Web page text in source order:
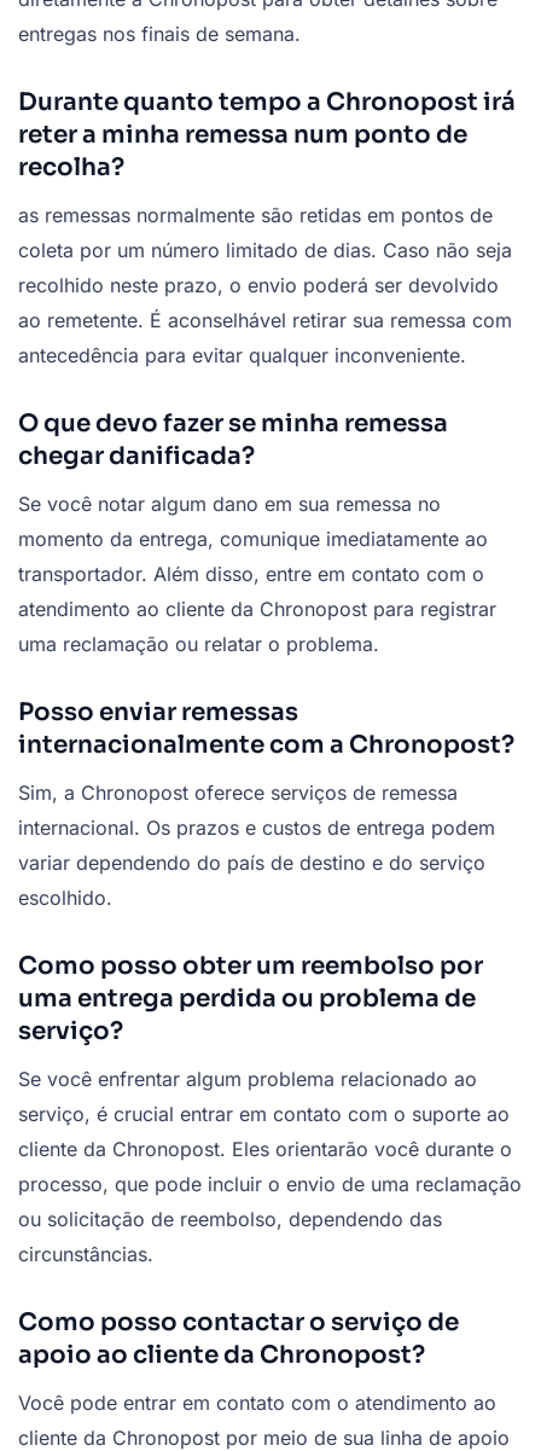
entregas nos finais de semana.
Durante quanto tempo a Chronopost irá
reter a minha remessa num ponto de
recolha?
as remessas normalmente são retidas em pontos de
coleta por um número limitado de dias. Caso não seja
recolhido neste prazo, o envio poderá ser devolvido
ao remetente. É aconselhável retirar sua remessa com
antecedência para evitar qualquer inconveniente.
O que devo fazer se minha remessa
chegar danificada?
Se você notar algum dano em sua remessa no
momento da entrega, comunique imediatamente ao
transportador. Além disso, entre em contato com o
atendimento ao cliente da Chronopost para registrar
uma reclamação ou relatar o problema.
Posso enviar remessas
internacionalmente com a Chronopost?
Sim, a Chronopost oferece serviços de remessa
internacional. Os prazos e custos de entrega podem
variar dependendo do país de destino e do serviço
escolhido.
Como posso obter um reembolso por
uma entrega perdida ou problema de
serviço?
Se você enfrentar algum problema relacionado ao
serviço, é crucial entrar em contato com o suporte ao
cliente da Chronopost. Eles orientarão você durante o
processo, que pode incluir o envio de uma reclamação
ou solicitação de reembolso, dependendo das
circunstâncias.
Como posso contactar o serviço de
apoio ao cliente da Chronopost?
Você pode entrar em contato com o atendimento ao
cliente da Chronopost por meio de sua linha de apoio